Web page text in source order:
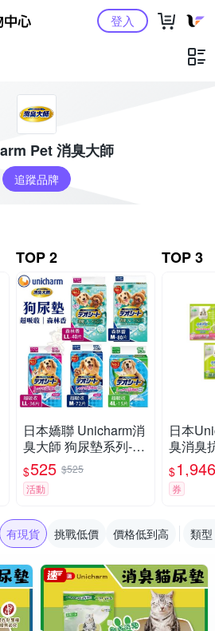
Yahoo購物中心登入
Pet 消臭大師
追蹤品牌
TOP 2
日本嬌聯 Unicharm消
臭大師 狗尿墊系列-超
吸收/森林香 快速吸收
邊角尿尿 日本進口 犬
用尿
$525 $525
活動
TOP 3
日本
臭消臭
茶紙
x 4入組
$1,946
券
有現貨 挑戰低價 價格低到高 類型